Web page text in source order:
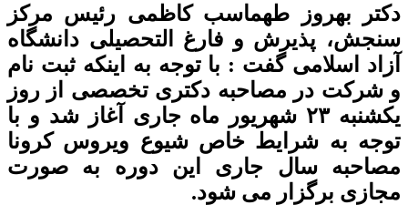
دکتر بهروز طهماسب کاظمی رئیس مرکز
سنجش، پذیرش و فارغ التحصیلی دانشگاه
آزاد اسلامی گفت : با توجه به اینکه ثبت نام
و شرکت در مصاحبه دکتری تخصصی از روز
یکشنبه ۲۳ شهریور ماه جاری آغاز شد و با
توجه به شرایط خاص شیوع ویروس کرونا
مصاحبه سال جاری این دوره به صورت
مجازی برگزار می شود.